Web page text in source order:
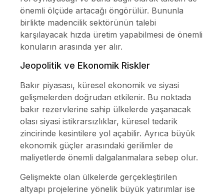
önemli ölçüde artacağı öngörülür. Bununla
birlikte madencilik sektörünün talebi
karşılayacak hızda üretim yapabilmesi de önemli
konuların arasında yer alır.
Jeopolitik ve Ekonomik Riskler
Bakır piyasası, küresel ekonomik ve siyasi
gelişmelerden doğrudan etkilenir. Bu noktada
bakır rezervlerine sahip ülkelerde yaşanacak
olası siyasi istikrarsızlıklar, küresel tedarik
zincirinde kesintilere yol açabilir. Ayrıca büyük
ekonomik güçler arasındaki gerilimler de
maliyetlerde önemli dalgalanmalara sebep olur.
Gelişmekte olan ülkelerde gerçekleştirilen
altyapı projelerine yönelik büyük yatırımlar ise